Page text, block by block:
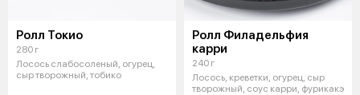
Ролл Токио
280 г
Лосось слабосоленый, огурец,
сыр творожный, тобико
Ролл Филадельфия
карри
240 г
Лосось, креветки, огурец, сыр
творожный, соус карри, фурикакэ